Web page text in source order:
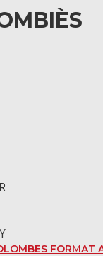
FORMAT